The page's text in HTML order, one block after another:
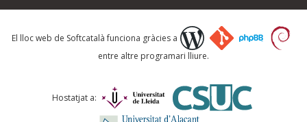
Què proposeu?
Comentari *
El lloc web de Softcatalà funciona gràcies a
entre altre programari lliure.
Hostatjat a: